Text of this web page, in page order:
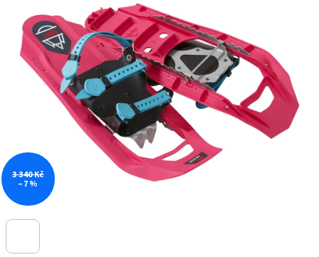
z
5
hvězdiček.
3 340 Kč
–7 %